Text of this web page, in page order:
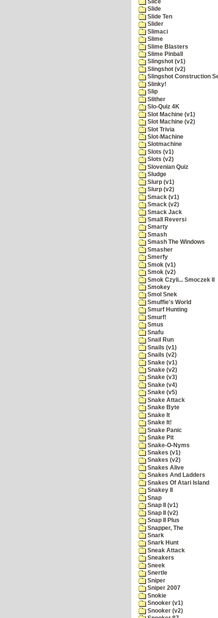
Slice
Slide
Slide Ten
Slider
Slimaci
Slime
Slime Blasters
Slime Pinball
Slingshot (v1)
Slingshot (v2)
Slingshot Construction
Slinky!
Slip
Slither
Slo-Quiz 4K
Slot Machine (v1)
Slot Machine (v2)
Slot Trivia
Slot-Machine
Slotmachine
Slots (v1)
Slots (v2)
Slovenian Quiz
Sludge
Slurp (v1)
Slurp (v2)
Smack (v1)
Smack (v2)
Smack Jack
Small Reversi
Smarty
Smash
Smash The Windows
Smasher
Smerfy
Smok (v1)
Smok (v2)
Smok Czyli... Smoczek II
Smokey
Smol Snek
Smuffie's World
Smurf Hunting
Smurf!
Smus
Snafu
Snail Run
Snails (v1)
Snails (v2)
Snake (v1)
Snake (v2)
Snake (v3)
Snake (v4)
Snake (v5)
Snake Attack
Snake Byte
Snake It
Snake It!
Snake Panic
Snake Pit
Snake-O-Nyms
Snakes (v1)
Snakes (v2)
Snakes Alive
Snakes And Ladders
Snakes Of Atari Island
Snakey II
Snap
Snap II (v1)
Snap II (v2)
Snap II Plus
Snapper, The
Snark
Snark Hunt
Sneak Attack
Sneakers
Sneek
Snertle
Sniper
Sniper 2007
Snokie
Snooker (v1)
Snooker (v2)